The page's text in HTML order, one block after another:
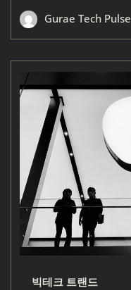
Gurae Tech Pulse
빅테크 트랜드